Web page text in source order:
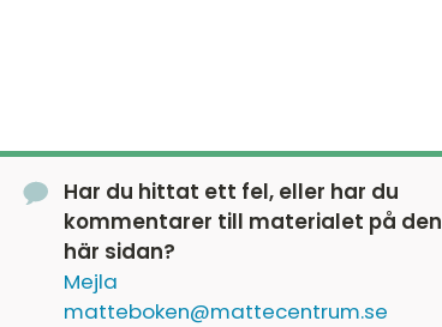
Har du hittat ett fel, eller har du
kommentarer till materialet på den
här sidan?
Mejla
matteboken@mattecentrum.se